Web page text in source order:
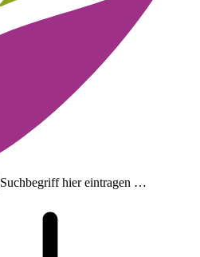
Suchbegriff hier eintragen …